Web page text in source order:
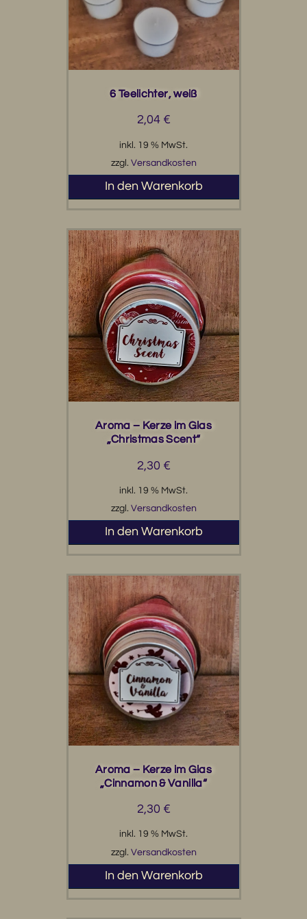
6 Teelichter, weiß
2,04 €
inkl. 19 % MwSt.
zzgl. Versandkosten
In den Warenkorb
Aroma – Kerze im Glas
„Christmas Scent“
2,30 €
inkl. 19 % MwSt.
zzgl. Versandkosten
In den Warenkorb
Aroma – Kerze im Glas
„Cinnamon & Vanilla“
2,30 €
inkl. 19 % MwSt.
zzgl. Versandkosten
In den Warenkorb